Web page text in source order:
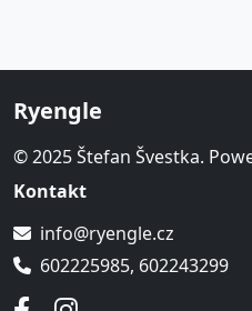
Ryengle
© 2025 Štefan Švestka.
Kontakt
info@ryengle.cz
602225985, 602243299